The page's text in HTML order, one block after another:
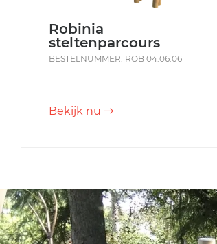
Robinia
steltenparcours
BESTELNUMMER: ROB 04.06.06
Bekijk nu